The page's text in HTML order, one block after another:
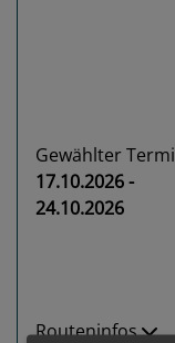
Gewählter
17.10.2026 -
24.10.2026
Routeninfos